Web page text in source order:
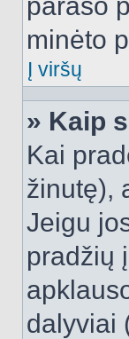
minėto
Į viršų
» Kaip
Kai
žinutę),
Jeigu
pradžių
dalyviai